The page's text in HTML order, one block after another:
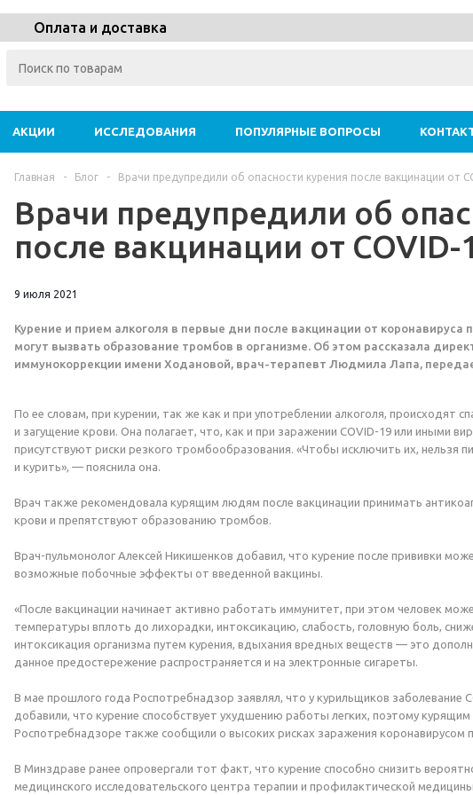
Оплата и доставка
АКЦИИ ИССЛЕДОВАНИЯ ПОПУЛЯРНЫЕ ВОПРОСЫ
Главная - Блог - Врачи предупредили об опасности курения после вакцинации от
Врачи предупредили об
после вакцинации от COVID-
9 июля 2021
Курение и прием алкоголя в первые дни после вакцинации от коронавируса
могут вызвать образование тромбов в организме. Об этом рассказала
иммунокоррекции имени Ходановой, врач-терапевт Людмила Лапа,
По ее словам, при курении, так же как и при употреблении алкоголя, происходят
и загущение крови. Она полагает, что, как и при заражении COVID-19 или иными
присутствуют риски резкого тромбообразования. «Чтобы исключить их, нельзя
и курить», — пояснила она.
Врач также рекомендовала курящим людям после вакцинации принимать
крови и препятствуют образованию тромбов.
Врач-пульмонолог Алексей Никишенков добавил, что курение после прививки
возможные побочные эффекты от введенной вакцины.
«После вакцинации начинает активно работать иммунитет, при этом человек
температуры вплоть до лихорадки, интоксикацию, слабость, головную боль,
интоксикация организма путем курения, вдыхания вредных веществ — это
данное предостережение распространяется и на электронные сигареты.
В мае прошлого года Роспотребнадзор заявлял, что у курильщиков
добавили, что курение способствует ухудшению работы легких, поэтому
Роспотребнадзоре также сообщили о высоких рисках заражения коронавирусом
В Минздраве ранее опровергали тот факт, что курение способно снизить
медицинского исследовательского центра терапии и профилактической